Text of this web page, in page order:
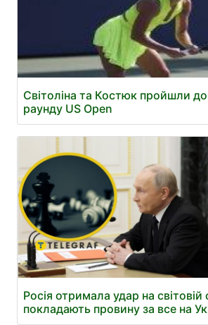
Світоліна та Костюк пройшли
раунду US Open
Росія отримала удар на світовій
покладають провину за все на